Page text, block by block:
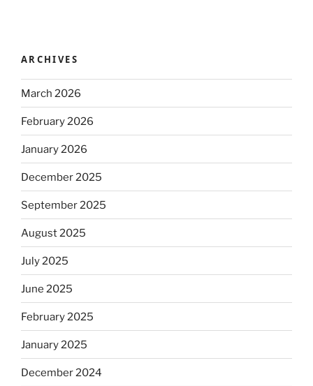
ARCHIVES
March 2026
February 2026
January 2026
December 2025
September 2025
August 2025
July 2025
June 2025
February 2025
January 2025
December 2024